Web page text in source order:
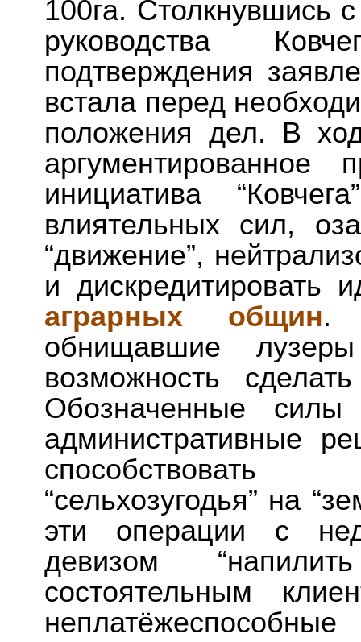
100га. Столкнувшись
руководства
подтверждения
встала перед
положения дел. В
инициатива
влиятельных сил,
“движение”,
и дискредитировать
аграрных общин.
обнищавшие
возможность
Обозначенные
административные
“сельхозугодья” на
эти операции с
девизом
состоятельным